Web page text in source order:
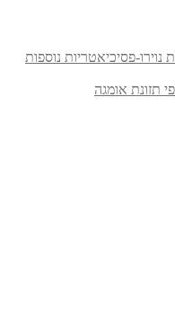
נוירו-פסיכיאטריות נוספות
תזונת אומגה